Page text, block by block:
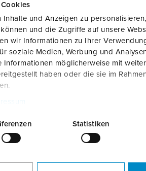
Inhalte und Anzeigen zu
und die Zugriffe auf unsere
wir Informationen zu Ihrer
soziale Medien, Werbung und
Informationen möglicherweise mit
haben oder die sie im
Statistiken